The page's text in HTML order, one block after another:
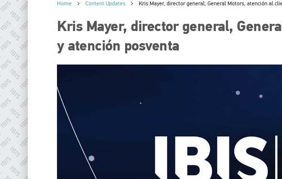
Home Content Updates Kris Mayer, director general, General Motors, atención al
Kris Mayer, director general,
y atención posventa